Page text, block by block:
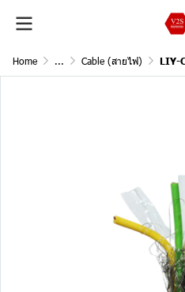
Home ... Cable (สายไฟ) LIY-CY